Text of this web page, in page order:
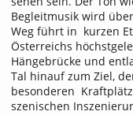
Begleitmusik wird
Weg führt in kurzen
Österreichs
Hängebrücke und
Tal hinauf zum Ziel,
besonderen
szenischen